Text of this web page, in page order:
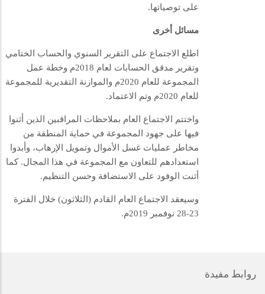
على توصياتها.
مسائل أخرى
اطلع الاجتماع على التقرير السنوي والحساب الختامي
وتقرير مدقق الحسابات لعام 2018م وخطة عمل
المجموعة للعام 2020م والموازنة التقديرية للمجموعة
للعام 2020م وتم الاعتماد.
واختتم الاجتماع العام بملاحظات المراقبين الذين أثنوا
فيها على جهود المجموعة في حماية المنطقة من
مخاطر عمليات غسل الأموال وتمويل الإرهاب، وأبدوا
استعدادهم للتعاون مع المجموعة في هذا المجال. كما
أثنت الوفود على الاستضافة وحسن التنظيم.
وسيعقد الاجتماع العام القادم (الثلاثون) خلال الفترة
23-28 نوفمبر 2019م.
روابط مفيدة